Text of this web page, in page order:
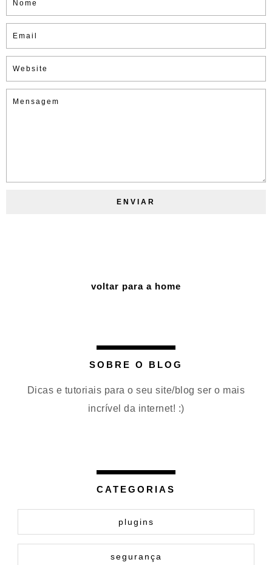
voltar para a home
SOBRE O BLOG
Dicas e tutoriais para o seu site/blog ser o mais
incrível da internet! :)
CATEGORIAS
plugins
segurança